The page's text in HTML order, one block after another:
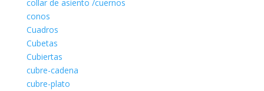
collar de asiento /cuernos
conos
Cuadros
Cubetas
Cubiertas
cubre-cadena
cubre-plato